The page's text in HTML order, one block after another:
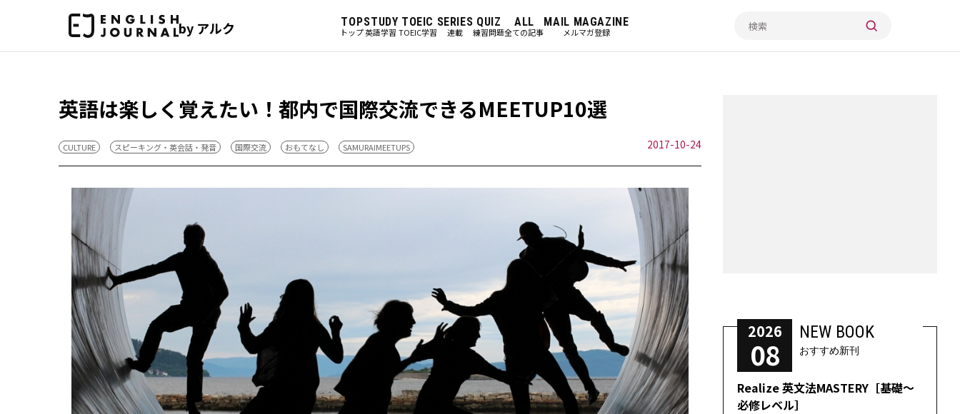
by アルク TOP
トップ
STUDY
英語学習
TOEIC
TOEIC学習
SERIES
連載
QUIZ
練習問題
ALL
全ての記事
MAIL MAGAZINE
メルマガ登録
英語は楽しく覚えたい！都内で国際交流できるMEETUP10選
CULTURE スピーキング・英会話・発音 国際交流 おもてなし SAMURAIMEETUPS 2017-10-24
2026
08
NEW BOOK
おすすめ新刊
Realize 英文法MASTERY［基礎～
必修レベル］